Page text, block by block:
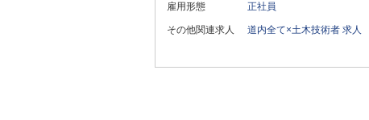
雇用形態 正社員
その他関連求人 道内全て×土木技術者 求人